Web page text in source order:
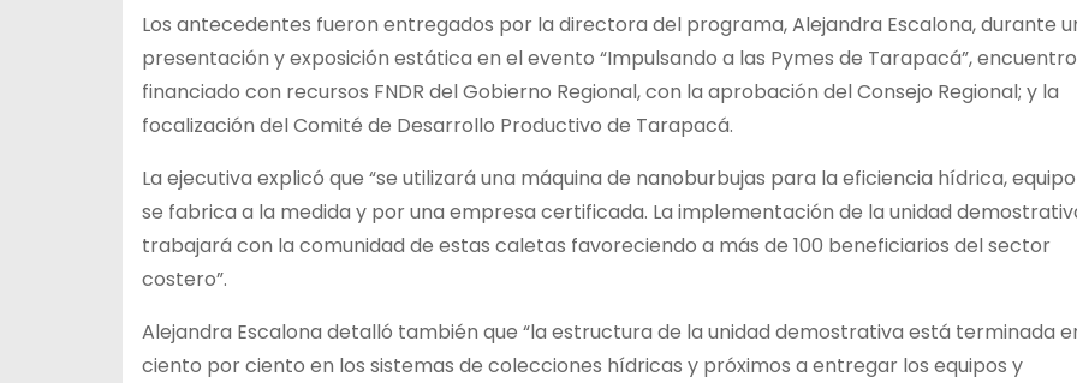
Los antecedentes fueron entregados por la directora del programa, Alejandra Escalona, durante
presentación y exposición estática en el evento “Impulsando a las Pymes de Tarapacá”, encuentro
financiado con recursos FNDR del Gobierno Regional, con la aprobación del Consejo Regional; y la
focalización del Comité de Desarrollo Productivo de Tarapacá.
La ejecutiva explicó que “se utilizará una máquina de nanoburbujas para la eficiencia hídrica,
se fabrica a la medida y por una empresa certificada. La implementación de la unidad
trabajará con la comunidad de estas caletas favoreciendo a más de 100 beneficiarios del sector
costero”.
Alejandra Escalona detalló también que “la estructura de la unidad demostrativa está terminada
ciento por ciento en los sistemas de colecciones hídricas y próximos a entregar los equipos y